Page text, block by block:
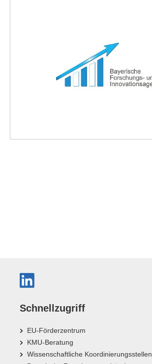
Schnellzugriff
EU-Förderzentrum
KMU-Beratung
Wissenschaftliche Koordinierungsstellen